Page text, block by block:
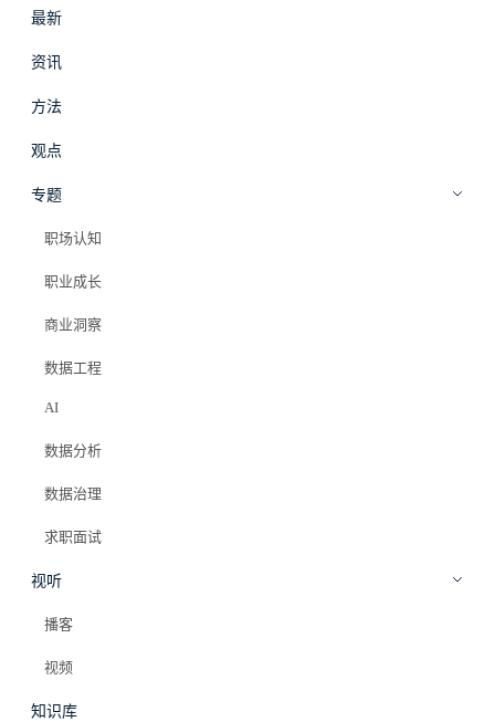
最新
资讯
方法
观点
专题
职场认知
职业成长
商业洞察
数据工程
AI
数据分析
数据治理
求职面试
视听
播客
视频
知识库
数据工程
数据周刊｜2026年4月第3周：
Whatnot 的 LLM 真话、Slack 的
Agent 难题、Teads 的百万利润
Elazer (石头)